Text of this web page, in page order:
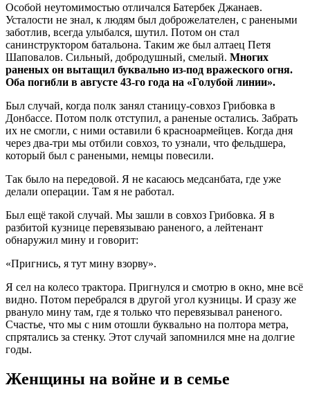
Особой неутомимостью отличался Батербек Джанаев.
Усталости не знал, к людям был доброжелателен, с ранеными
заботлив, всегда улыбался, шутил. Потом он стал
санинструктором батальона. Таким же был алтаец Петя
Шаповалов. Сильный, добродушный, смелый. Многих
раненых он вытащил буквально из-под вражеского огня.
Оба погибли в августе 43-го года на «Голубой линии».
Был случай, когда полк занял станицу-совхоз Грибовка в
Донбассе. Потом полк отступил, а раненые остались. Забрать
их не смогли, с ними оставили 6 красноармейцев. Когда дня
через два-три мы отбили совхоз, то узнали, что фельдшера,
который был с ранеными, немцы повесили.
Так было на передовой. Я не касаюсь медсанбата, где уже
делали операции. Там я не работал.
Был ещё такой случай. Мы зашли в совхоз Грибовка. Я в
разбитой кузнице перевязываю раненого, а лейтенант
обнаружил мину и говорит:
«Пригнись, я тут мину взорву».
Я сел на колесо трактора. Пригнулся и смотрю в окно, мне всё
видно. Потом перебрался в другой угол кузницы. И сразу же
рвануло мину там, где я только что перевязывал раненого.
Счастье, что мы с ним отошли буквально на полтора метра,
спрятались за стенку. Этот случай запомнился мне на долгие
годы.
Женщины на войне и в семье